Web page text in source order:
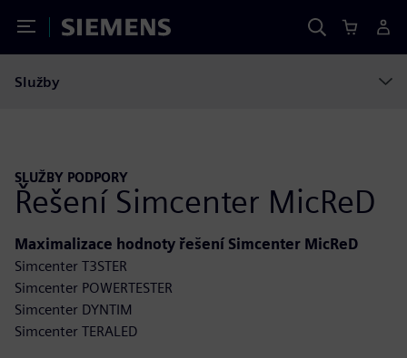
Toggle Menu
Siemens
Služby
SLUŽBY PODPORY
Řešení Simcenter MicReD
Maximalizace hodnoty řešení Simcenter MicReD
Simcenter T3STER
Simcenter POWERTESTER
Simcenter DYNTIM
Simcenter TERALED